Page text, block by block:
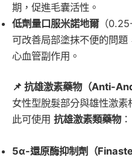
期，促進毛囊活性。
低劑量口服米諾地爾（
可改善局部塗抹不便的問題
心血管副作用。
📌 抗雄激素藥物（Anti-
女性型脫髮部分與雄性激素
此可使用 抗雄激素類藥物：
5α-還原酶抑制劑（